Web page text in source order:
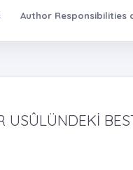
Author Responsibilities
USÛLÜNDEKİ